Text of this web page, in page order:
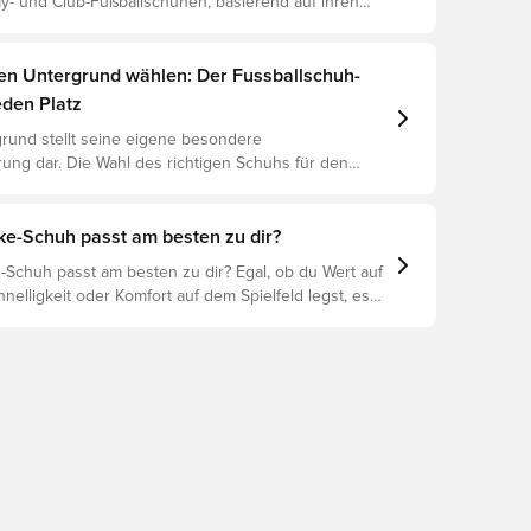
Untergrund wählen: Der Fussballschuh-
Platz
stellt seine eigene besondere
dar. Die Wahl des richtigen Schuhs für den
herauszufinden, welche Schuhe die beste Wahl
Schuh passt am besten zu dir?
Schuh passt am besten zu dir? Egal, ob du Wert auf
oder Komfort auf dem Spielfeld legst, es